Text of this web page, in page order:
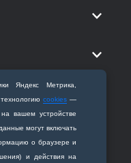
Яндекс Метрика,
cookies —
вашем устройстве
могут включать
о браузере и
и действия на